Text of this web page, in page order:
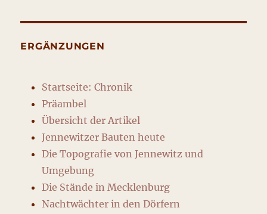
ERGÄNZUNGEN
Startseite: Chronik
Präambel
Übersicht der Artikel
Jennewitzer Bauten heute
Die Topografie von Jennewitz und
Umgebung
Die Stände in Mecklenburg
Nachtwächter in den Dörfern